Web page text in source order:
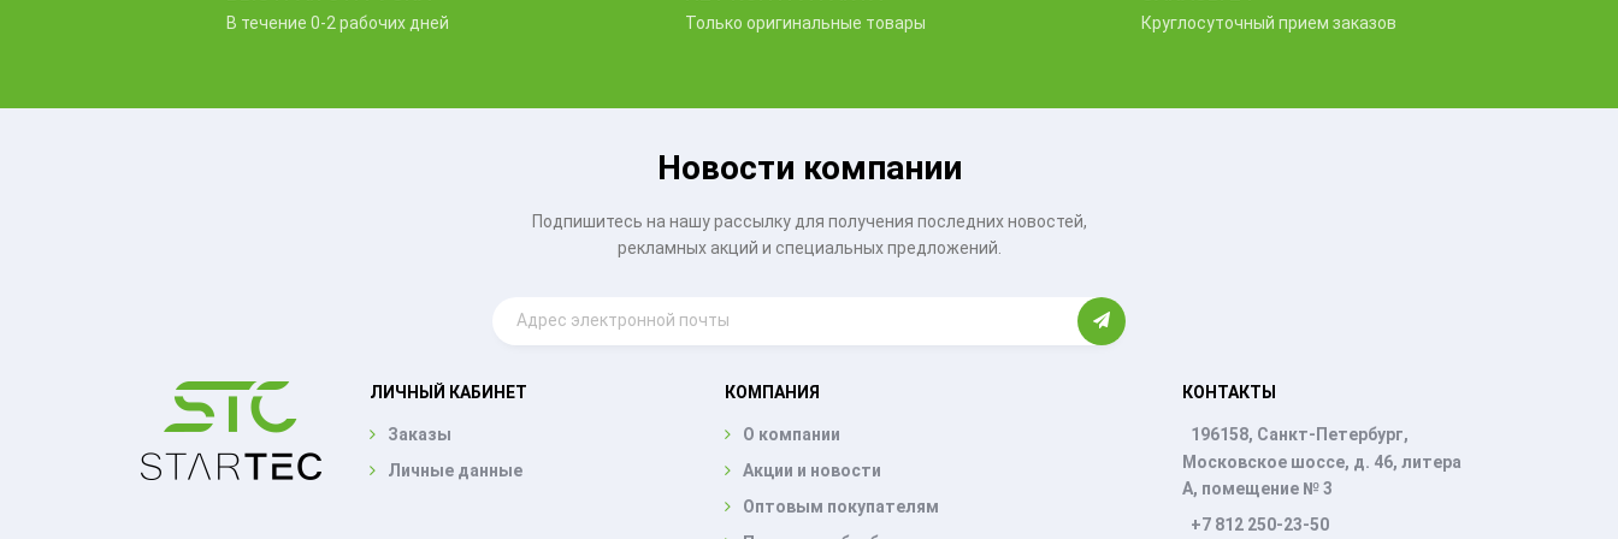
В течение 0-2 рабочих дней Только оригинальные товары Круглосуточный прием заказов
Новости компании
Подпишитесь на нашу рассылку для получения последних новостей,
рекламных акций и специальных предложений.
ЛИЧНЫЙ КАБИНЕТ
Заказы
Личные данные
КОМПАНИЯ
О компании
Акции и новости
Оптовым покупателям
КОНТАКТЫ
196158, Санкт-Петербург,
Московское шоссе, д. 46, литера
А, помещение № 3
+7 812 250-23-50